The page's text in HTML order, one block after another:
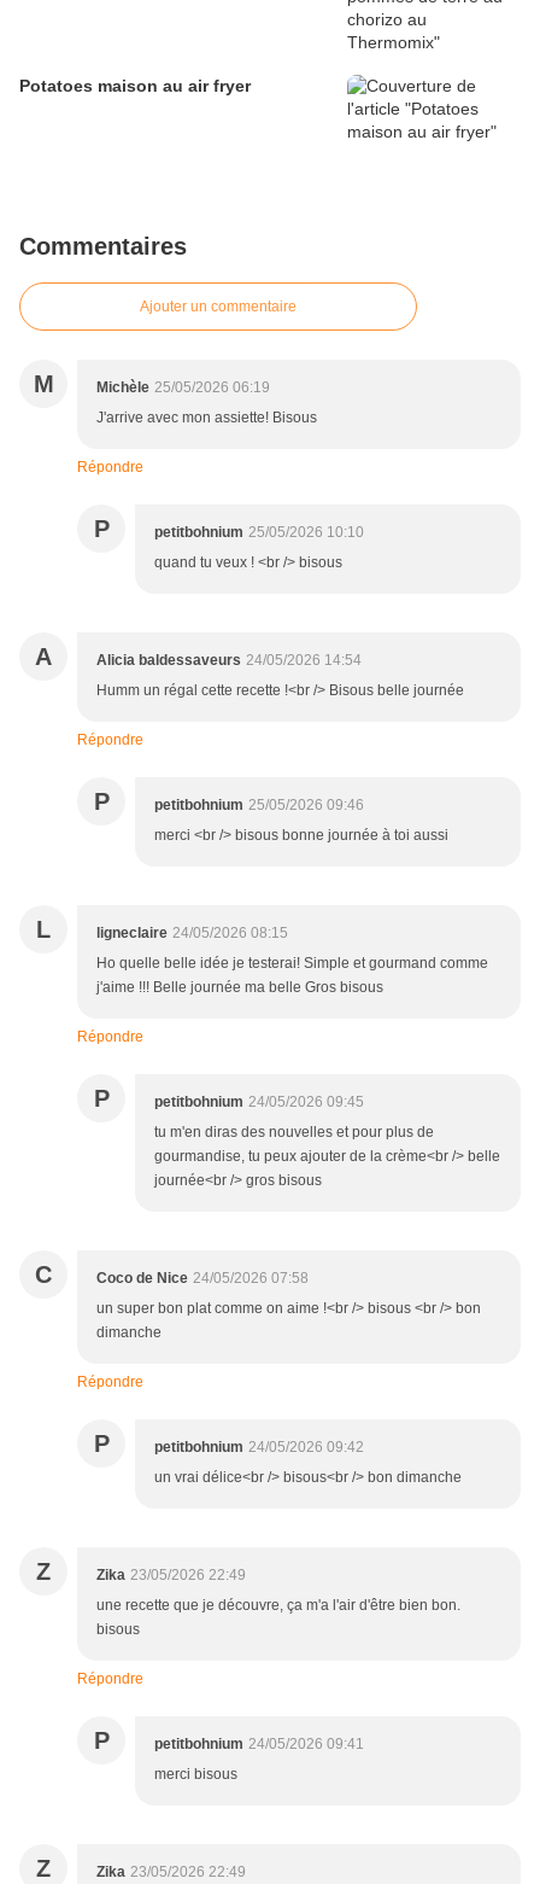
Potatoes maison au air fryer
Commentaires
Ajouter un commentaire
M Michèle 25/05/2026 06:19
J'arrive avec mon assiette! Bisous
Répondre
P petitbohnium 25/05/2026 10:10
quand tu veux ! <br /> bisous
A Alicia baldessaveurs 24/05/2026 14:54
Humm un régal cette recette !<br /> Bisous belle journée
Répondre
P petitbohnium 25/05/2026 09:46
merci <br /> bisous bonne journée à toi aussi
L ligneclaire 24/05/2026 08:15
Ho quelle belle idée je testerai! Simple et gourmand comme
j'aime !!! Belle journée ma belle Gros bisous
Répondre
P petitbohnium 24/05/2026 09:45
tu m'en diras des nouvelles et pour plus de
gourmandise, tu peux ajouter de la crème<br /> belle
journée<br /> gros bisous
C Coco de Nice 24/05/2026 07:58
un super bon plat comme on aime !<br /> bisous <br /> bon
dimanche
Répondre
P petitbohnium 24/05/2026 09:42
un vrai délice<br /> bisous<br /> bon dimanche
Z Zika 23/05/2026 22:49
une recette que je découvre, ça m'a l'air d'être bien bon.
bisous
Répondre
P petitbohnium 24/05/2026 09:41
merci bisous
Z Zika 23/05/2026 22:49